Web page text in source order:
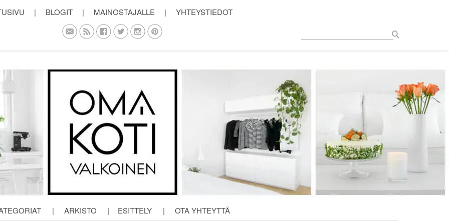
| BLOGIT | MAINOSTAJALLE | YHTEYSTIEDOT
| ARKISTO | ESITTELY | OTA YHTEYTTÄ